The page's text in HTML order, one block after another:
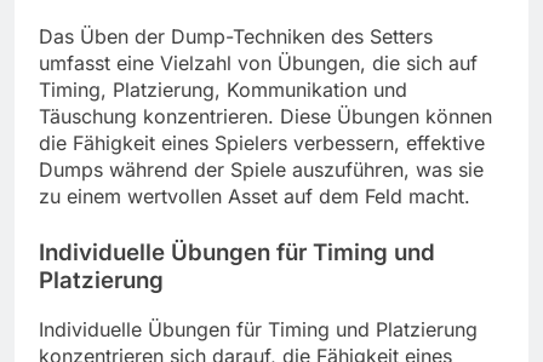
Das Üben der Dump-Techniken des Setters
umfasst eine Vielzahl von Übungen, die sich auf
Timing, Platzierung, Kommunikation und
Täuschung konzentrieren. Diese Übungen können
die Fähigkeit eines Spielers verbessern, effektive
Dumps während der Spiele auszuführen, was sie
zu einem wertvollen Asset auf dem Feld macht.
Individuelle Übungen für Timing und
Platzierung
Individuelle Übungen für Timing und Platzierung
konzentrieren sich darauf, die Fähigkeit eines